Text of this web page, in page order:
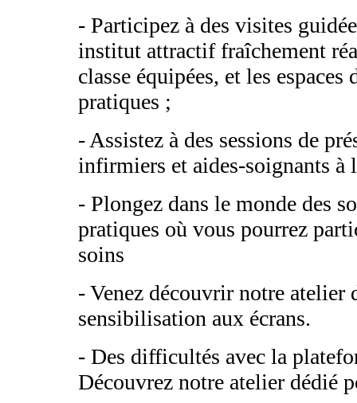
- Participez à des visites
institut attractif fraîchement
classe équipées, et les
pratiques ;
- Assistez à des sessions de
infirmiers et aides-soignants à
- Plongez dans le monde des
pratiques où vous pourrez
soins
- Venez découvrir notre atelier
sensibilisation aux écrans.
- Des difficultés avec la
Découvrez notre atelier dédié